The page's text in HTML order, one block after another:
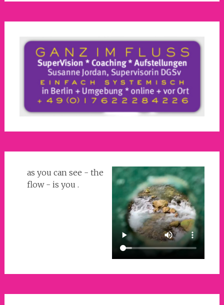
as you can see - the
flow - is you .